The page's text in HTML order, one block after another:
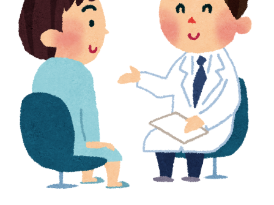
新卒採用
COMPANY download